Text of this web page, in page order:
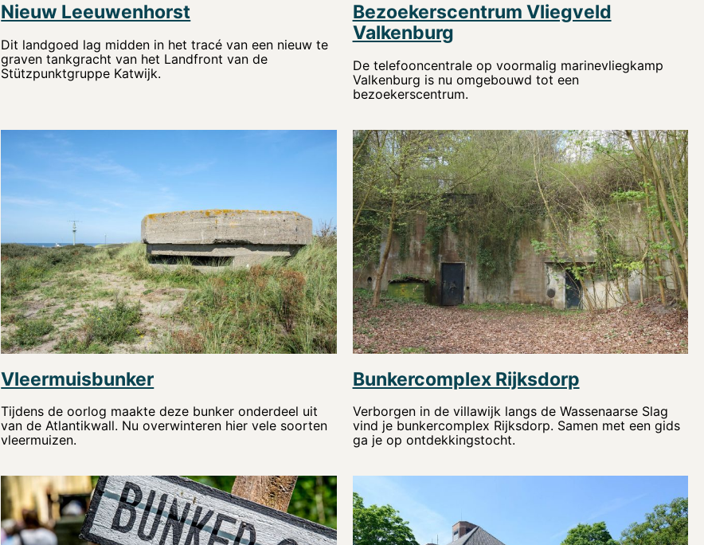
Nieuw Leeuwenhorst
Dit landgoed lag midden in het tracé van een nieuw te
graven tankgracht van het Landfront van de
Stützpunktgruppe Katwijk.
Bezoekerscentrum Vliegveld
Valkenburg
De telefooncentrale op voormalig marinevliegkamp
Valkenburg is nu omgebouwd tot een
bezoekerscentrum.
Vleermuisbunker
Tijdens de oorlog maakte deze bunker onderdeel uit
van de Atlantikwall. Nu overwinteren hier vele soorten
vleermuizen.
Bunkercomplex Rijksdorp
Verborgen in de villawijk langs de Wassenaarse Slag
vind je bunkercomplex Rijksdorp. Samen met een gids
ga je op ontdekkingstocht.